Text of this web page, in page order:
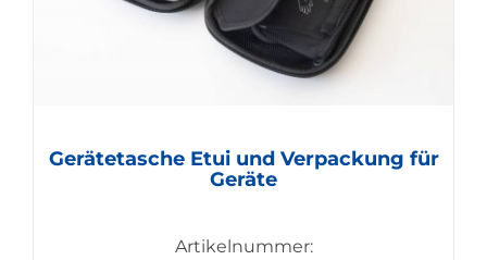
Gerätetasche Etui und Verpackung für
Geräte
Artikelnummer: